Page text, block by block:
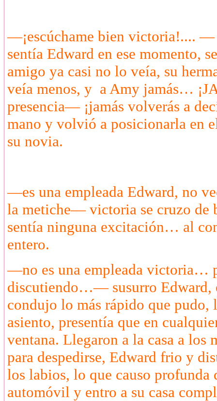
—¡escúchame bien victoria!.... —
sentía Edward en ese momento,
amigo ya casi no lo veía, su
veía menos, y a Amy jamás…
presencia— ¡jamás volverás a
mano y volvió a posicionarla en
su novia.
—es una empleada Edward, no
la metiche— victoria se cruzo de
sentía ninguna excitación… al
entero.
—no es una empleada victoria…
discutiendo…— susurro Edward,
condujo lo más rápido que pudo,
asiento, presentía que en
ventana. Llegaron a la casa a
para despedirse, Edward frio y
los labios, lo que causo profunda
automóvil y entro a su casa